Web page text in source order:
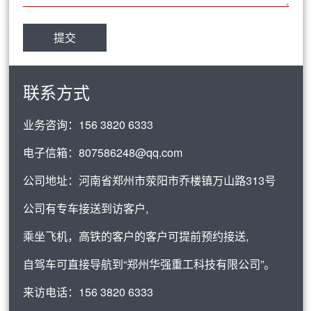
联系方式
业务咨询： 156 3820 6333
电子信箱：807586248@qq.com
公司地址：河南省郑州市荥阳市乔楼镇万山路313号
公司有专车接送到访客户,
乘坐飞机，高铁的客户的客户可提前预约接送,
自驾车可直接导航到“郑州华强重工科技有限公司”。
来访电话： 156 3820 6333